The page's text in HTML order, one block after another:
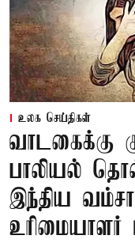
உலக செய்திகள்
வாடகைக்கு
பாலியல்
இந்திய
உரிமையாளர்